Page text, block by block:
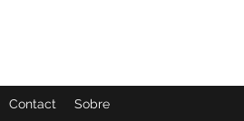
Contact Sobre